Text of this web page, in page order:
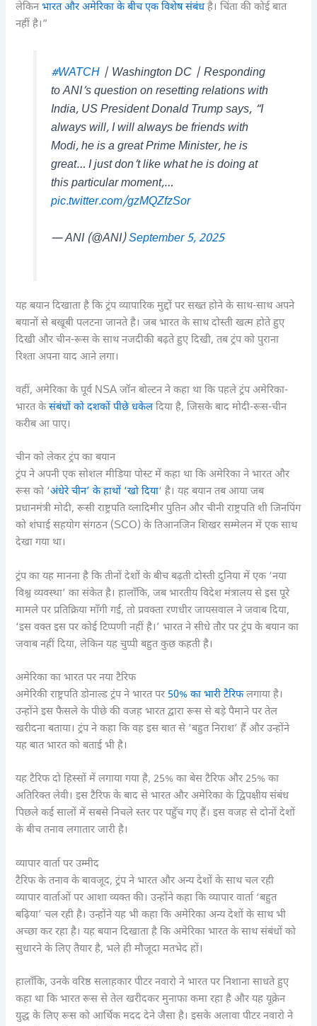
लेकिनभारत और अमेरिका के बीच एक विशेष संबंधहै। चिंता की कोई बात
नहीं है।”
#WATCH| Washington DC | Responding
to ANI’s question on resetting relations with
India, US President Donald Trump says, “I
always will, I will always be friends with
Modi, he is a great Prime Minister, he is
great… I just don’t like what he is doing at
this particular moment,…
pic.twitter.com/gzMQZfzSor
— ANI (@ANI)September 5, 2025
यह बयान दिखाता है कि ट्रंप व्यापारिक मुद्दों पर सख्त होने के साथ-साथ अपने
बयानों से बखूबी पलटना जानते है। जब भारत के साथ दोस्ती खत्म होते हुए
दिखी और चीन-रूस के साथ नजदीकी बढ़ते हुए दिखी, तब ट्रंप को पुराना
रिश्ता अपना याद आने लगा।
वहीं, अमेरिका के पूर्व NSA जॉन बोल्टन ने कहा था कि पहले ट्रंप अमेरिका-
भारत केसंबंधों को दशकों पीछे धकेलदिया है, जिसके बाद मोदी-रूस-चीन
करीब आ पाए।
चीन को लेकर ट्रंप का बयान
ट्रंप ने अपनी एक सोशल मीडिया पोस्ट में कहा था कि अमेरिका ने भारत और
रूस को ‘अंधेरे चीन’ के हाथों ‘खो दिया‘ है। यह बयान तब आया जब
प्रधानमंत्री मोदी, रूसी राष्ट्रपति व्लादिमीर पुतिन और चीनी राष्ट्रपति शी जिनपिंग
को शंघाई सहयोग संगठन (SCO) के तिआनजिन शिखर सम्मेलन में एक साथ
देखा गया था।
ट्रंप का यह मानना है कि तीनों देशों के बीच बढ़ती दोस्ती दुनिया में एक ‘नया
विश्व व्यवस्था’ का संकेत है। हालाँकि, जब भारतीय विदेश मंत्रालय से इस पूरे
मामले पर प्रतिक्रिया माँगी गई, तो प्रवक्ता रणधीर जायसवाल ने जवाब दिया,
‘इस वक्त इस पर कोई टिप्पणी नहीं है।’ भारत ने सीधे तौर पर ट्रंप के बयान का
जवाब नहीं दिया, लेकिन यह चुप्पी बहुत कुछ कहती है।
अमेरिका का भारत पर नया टैरिफ
अमेरिकी राष्ट्रपति डोनाल्ड ट्रंप ने भारत पर 50% का भारी टैरिफलगाया है।
उन्होंने इस फैसले के पीछे की वजह भारत द्वारा रूस से बड़े पैमाने पर तेल
खरीदना बताया। ट्रंप ने कहा कि वह इस बात से ‘बहुत निराश’ हैं और उन्होंने
यह बात भारत को बताई भी है।
यह टैरिफ दो हिस्सों में लगाया गया है, 25% का बेस टैरिफ और 25% का
अतिरिक्त लेवी। इस टैरिफ के बाद से भारत और अमेरिका के द्विपक्षीय संबंध
पिछले कई सालों में सबसे निचले स्तर पर पहुँच गए हैं। इस वजह से दोनों देशों
के बीच तनाव लगातार जारी है।
व्यापार वार्ता पर उम्मीद
टैरिफ के तनाव के बावजूद, ट्रंप ने भारत और अन्य देशों के साथ चल रही
व्यापार वार्ताओं पर आशा व्यक्त की। उन्होंने कहा कि व्यापार वार्ता ‘बहुत
बढ़िया’ चल रही है। उन्होंने यह भी कहा कि अमेरिका अन्य देशों के साथ भी
अच्छा कर रहा है। यह बयान दिखाता है कि अमेरिका भारत के साथ संबंधों को
सुधारने के लिए तैयार है, भले ही मौजूदा मतभेद हों।
हालाँकि, उनके वरिष्ठ सलाहकार पीटर नवारो ने भारत पर निशाना साधते हुए
कहा था कि भारत रूस से तेल खरीदकर मुनाफा कमा रहा है और यह यूक्रेन
युद्ध के लिए रूस को आर्थिक मदद देने जैसा है। इसके अलावा पीटर नवारो ने